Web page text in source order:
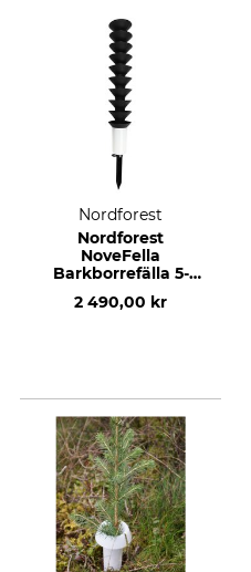
Nordforest
Nordforest
NoveFella
Barkborrefälla 5-
2 490,00 kr